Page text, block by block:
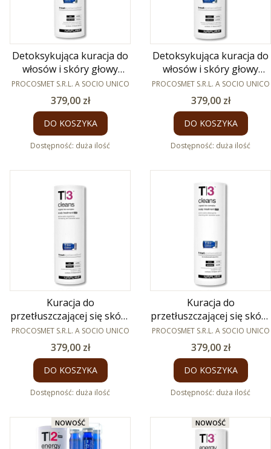
Detoksykująca kuracja do
włosów i skóry głowy
Purify Post T1 12 x 8ml
PRODUCENT
PROCOSMET S.R.L. A SOCIO UNICO
Cena
379,00 zł
DO KOSZYKA
Dostępność: duża ilość
Detoksykująca kuracja do
włosów i skóry głowy
Purify Pre T1 12 x 8ml
PRODUCENT
PROCOSMET S.R.L. A SOCIO UNICO
Cena
379,00 zł
DO KOSZYKA
Dostępność: duża ilość
Kuracja do
przetłuszczającej się skóry
głowy Cleans Post 12 x
8ml
PRODUCENT
PROCOSMET S.R.L. A SOCIO UNICO
Cena
379,00 zł
DO KOSZYKA
Dostępność: duża ilość
Kuracja do
przetłuszczającej się skóry
głowy Cleans Pre 12 x 8ml
PRODUCENT
PROCOSMET S.R.L. A SOCIO UNICO
Cena
379,00 zł
DO KOSZYKA
Dostępność: duża ilość
NOWOŚĆ NOWOŚĆ